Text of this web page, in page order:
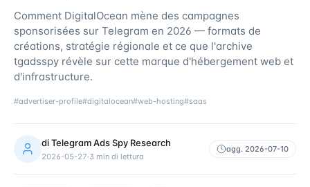
Comment DigitalOcean mène des campagnes
sponsorisées sur Telegram en 2026 — formats de
créations, stratégie régionale et ce que l'archive
tgadsspy révèle sur cette marque d'hébergement web et
d'infrastructure.
#advertiser-profile#digitalocean#web-hosting#saas
diTelegram Ads Spy Research
2026-05-27·3 min di lettura
agg. 2026-07-10